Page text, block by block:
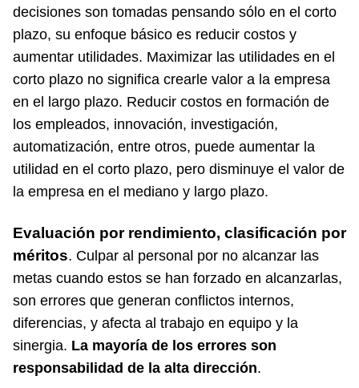
decisiones son tomadas pensando sólo en el corto
plazo, su enfoque básico es reducir costos y
aumentar utilidades. Maximizar las utilidades en el
corto plazo no significa crearle valor a la empresa
en el largo plazo. Reducir costos en formación de
los empleados, innovación, investigación,
automatización, entre otros, puede aumentar la
utilidad en el corto plazo, pero disminuye el valor de
la empresa en el mediano y largo plazo.
Evaluación por rendimiento, clasificación por
méritos. Culpar al personal por no alcanzar las
metas cuando estos se han forzado en alcanzarlas,
son errores que generan conflictos internos,
diferencias, y afecta al trabajo en equipo y la
sinergia. La mayoría de los errores son
responsabilidad de la alta dirección.